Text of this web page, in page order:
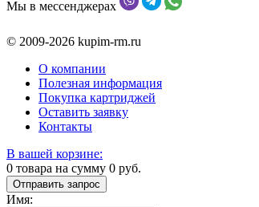
Мы в мессенджерах
© 2009-2026 kupim-rm.ru
О компании
Полезная информация
Покупка картриджей
Оставить заявку
Контакты
В вашей корзине:
0 товара на сумму 0 руб.
Отправить запрос
Имя: